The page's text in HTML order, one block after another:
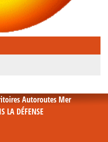
Autoroutes Mer
LA DÉFENSE